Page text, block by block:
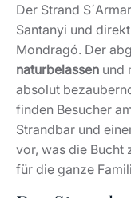
Der Strand
Santanyi und
Mondragó. Der
naturbelassen und
absolut
finden Besucher
Strandbar und
vor, was die Bucht
für die ganze